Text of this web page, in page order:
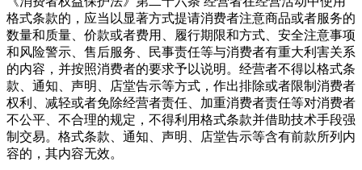
格式条款的，应当以显著方式提请消费者注意商品或者服务的
数量和质量、价款或者费用、履行期限和方式、安全注意事项
和风险警示、售后服务、民事责任等与消费者有重大利害关系
的内容，并按照消费者的要求予以说明。经营者不得以格式条
款、通知、声明、店堂告示等方式，作出排除或者限制消费者
权利、减轻或者免除经营者责任、加重消费者责任等对消费者
不公平、不合理的规定，不得利用格式条款并借助技术手段强
制交易。格式条款、通知、声明、店堂告示等含有前款所列内
容的，其内容无效。